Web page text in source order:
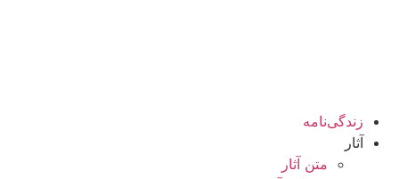
زندگی‌نامه
آثار
متن آثار